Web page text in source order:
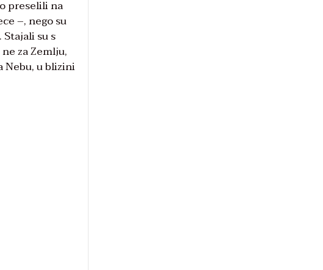
preselili na
–, nego su
su s
za Zemlju,
Nebu, u blizini